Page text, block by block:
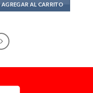
AGREGAR AL CARRITO